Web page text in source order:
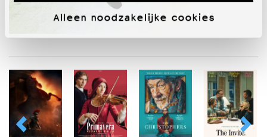
Alleen noodzakelijke cookies